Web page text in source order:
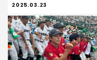
2025.03.23